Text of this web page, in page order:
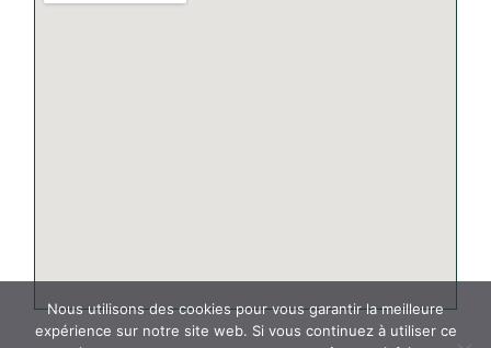
Nous utilisons des cookies pour vous garantir la meilleure
expérience sur notre site web. Si vous continuez à utiliser ce